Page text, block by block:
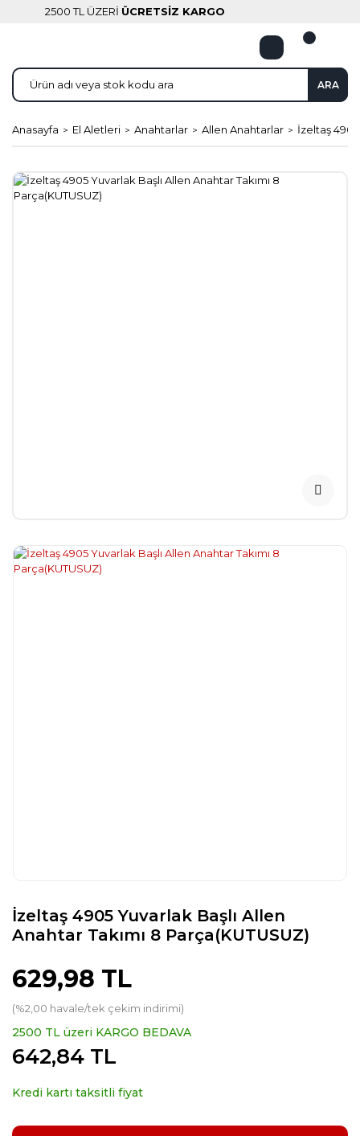
2500 TL ÜZERİ ÜCRETSİZ KARGO
ARA
Anasayfa El Aletleri Anahtarlar Allen Anahtarlar İzeltaş 4905
İzeltaş 4905 Yuvarlak Başlı Allen
Anahtar Takımı 8 Parça(KUTUSUZ)
629,98 TL
(%2,00 havale/tek çekim indirimi)
2500 TL üzeri KARGO BEDAVA
642,84 TL
Kredi kartı taksitli fiyat